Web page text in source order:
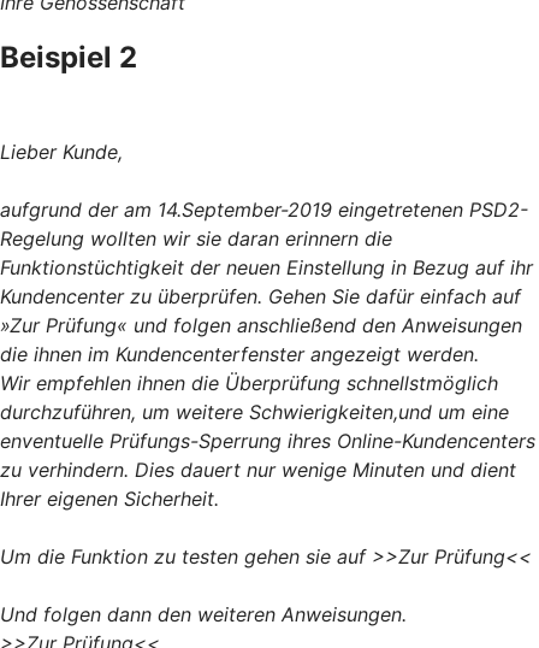
Beispiel 2
Lieber Kunde,
aufgrund der am 14.September-2019 eingetretenen PSD2-
Regelung wollten wir sie daran erinnern die
Funktionstüchtigkeit der neuen Einstellung in Bezug auf ihr
Kundencenter zu überprüfen. Gehen Sie dafür einfach auf
»Zur Prüfung« und folgen anschließend den Anweisungen
die ihnen im Kundencenterfenster angezeigt werden.
Wir empfehlen ihnen die Überprüfung schnellstmöglich
durchzuführen, um weitere Schwierigkeiten,und um eine
enventuelle Prüfungs-Sperrung ihres Online-Kundencenters
zu verhindern. Dies dauert nur wenige Minuten und dient
Ihrer eigenen Sicherheit.
Um die Funktion zu testen gehen sie auf >>Zur Prüfung<<
Und folgen dann den weiteren Anweisungen.
>>Zur Prüfung<<